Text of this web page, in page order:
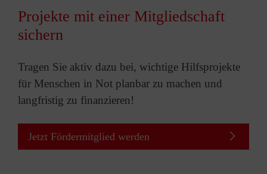
Projekte mit einer Mitgliedschaft
sichern
Tragen Sie aktiv dazu bei, wichtige Hilfsprojekte
für Menschen in Not planbar zu machen und
langfristig zu finanzieren!
Jetzt Fördermitglied werden